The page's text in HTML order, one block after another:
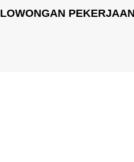
LOWONGAN PEKERJAAN